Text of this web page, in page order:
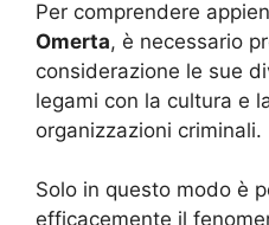
Per comprendere
Omerta, è necessario
considerazione le sue
legami con la cultura e
organizzazioni criminali.
Solo in questo modo è
efficacemente il